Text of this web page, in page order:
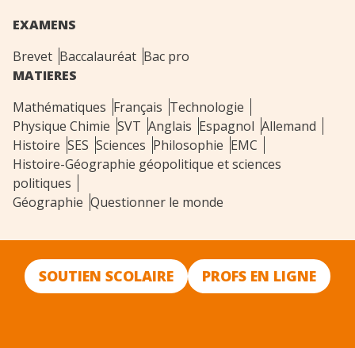
EXAMENS
Brevet Baccalauréat Bac pro
MATIERES
Mathématiques Français Technologie
Physique Chimie SVT Anglais Espagnol Allemand
Histoire SES Sciences Philosophie EMC
Histoire-Géographie géopolitique et sciences
politiques
Géographie Questionner le monde
SOUTIEN SCOLAIRE PROFS EN LIGNE